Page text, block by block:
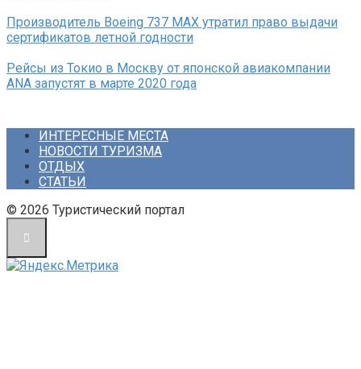
Производитель Boeing 737 MAX утратил право выдачи
сертификатов летной годности
Рейсы из Токио в Москву от японской авиакомпании
ANA запустят в марте 2020 года
ИНТЕРЕСНЫЕ МЕСТА
НОВОСТИ ТУРИЗМА
ОТДЫХ
СТАТЬИ
© 2026 Туристический портал